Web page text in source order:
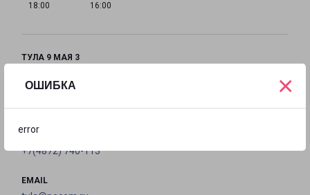
ОШИБКА
error
×
18:00
16:00
ТУЛА 9 МАЯ 3
на карте
ТЕЛЕФОН
+7(4872) 740-113
EMAIL